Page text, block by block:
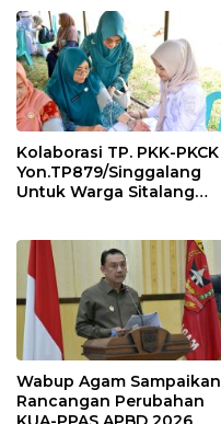
Kolaborasi TP. PKK-PKCK
Yon.TP879/Singgalang
Untuk Warga Sitalang
Wabup Agam Sampaikan
Rancangan Perubahan